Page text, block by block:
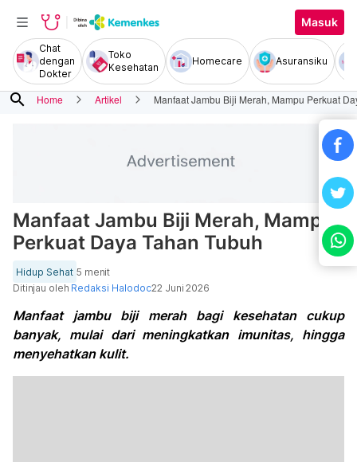
Masuk
Chat
dengan
Dokter
Toko
Kesehatan
Homecare Asuransiku
search Home Artikel Manfaat Jambu Biji Merah, Mampu Perkuat
Manfaat Jambu Biji Merah, Mampu
Perkuat Daya Tahan Tubuh
Hidup Sehat 5 menit
Ditinjau oleh Redaksi Halodoc22 Juni 2026
Manfaat jambu biji merah bagi kesehatan cukup
banyak, mulai dari meningkatkan imunitas, hingga
menyehatkan kulit.